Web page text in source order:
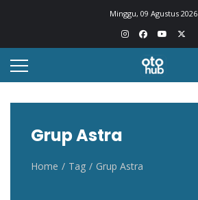
Minggu, 09 Agustus 2026
Otohub.co
Portal berita otomotif Indonesia terkini
Grup Astra
Home Tag Grup Astra